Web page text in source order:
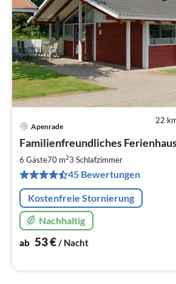
22
Apenrade
Familienfreundliches
6 Gäste70 m23 Schlafzimmer
45 Bewertungen
Kostenfreie Stornierung
Nachhaltig
ab 53€/ Nacht